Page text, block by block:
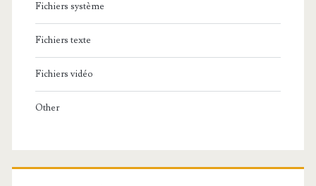
Fichiers système
Fichiers texte
Fichiers vidéo
Other